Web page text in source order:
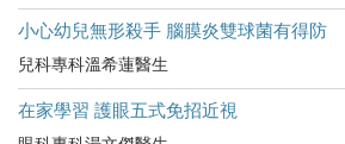
小心幼兒無形殺手 腦膜炎雙球菌有得防
兒科專科溫希蓮醫生
在家學習 護眼五式免招近視